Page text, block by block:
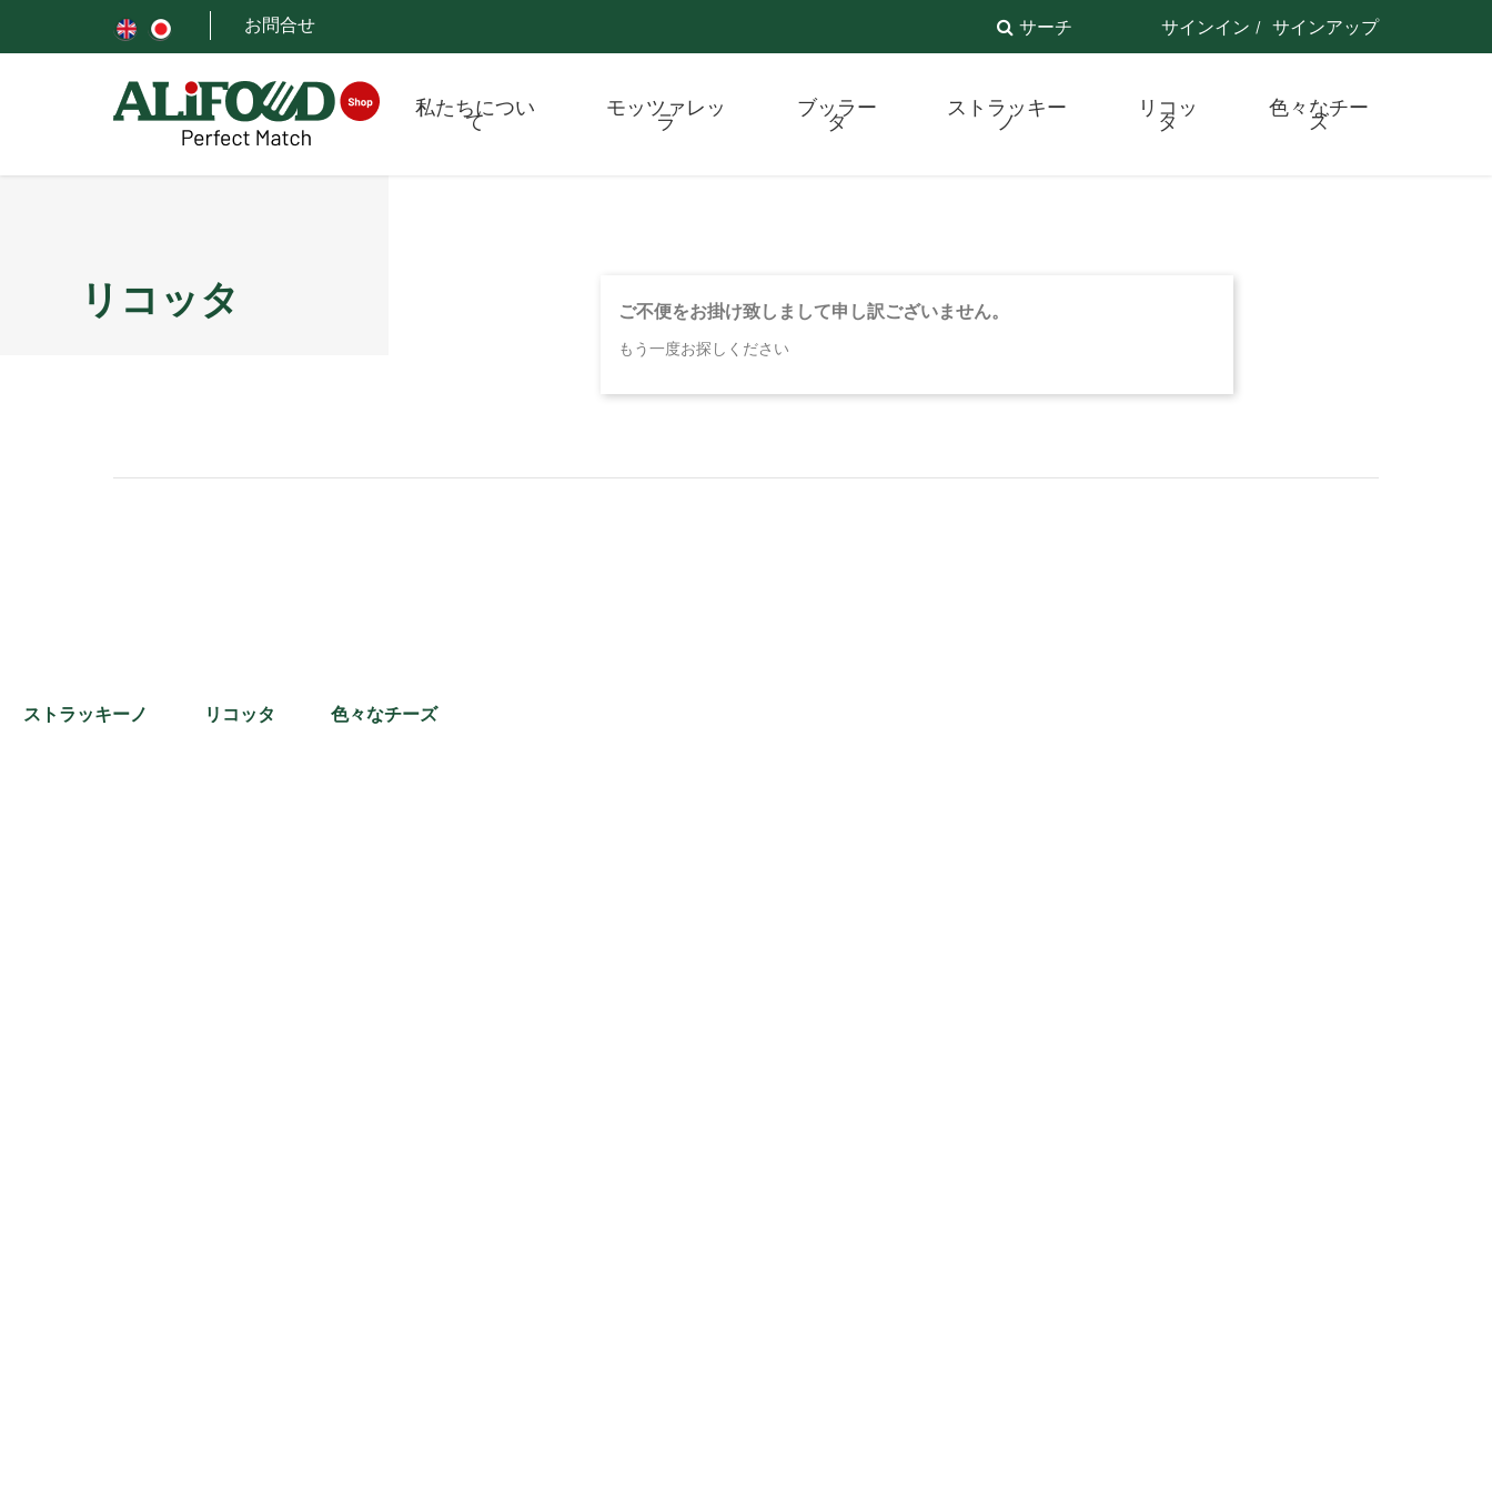
お問合せ サーチ サインイン サインアップ
私たちについ
て
モッツァレッ
ラ
ブッラー
タ
ストラッキー
ノ
リコッ
タ
色々なチー
ズ
リコッタ ご不便をお掛け致しまして申し訳ございません。
もう一度お探しください
ストラッキーノ リコッタ 色々なチーズ